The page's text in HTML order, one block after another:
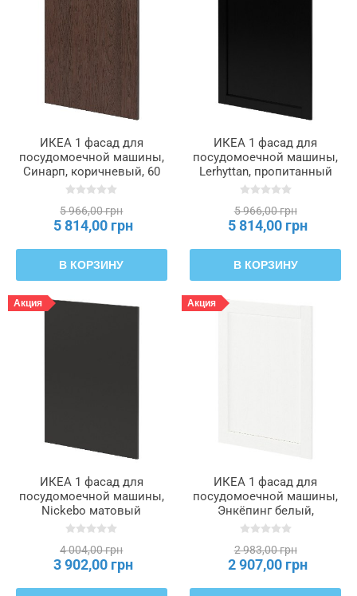
ИКЕА 1 фасад для
посудомоечной машины,
Синарп, коричневый, 60
см METOD МЕТОД,
5 966,00 грн
5 814,00 грн
В КОРЗИНУ
ИКЕА 1 фасад для
посудомоечной машины,
Lerhyttan, пропитанный
черным морильником, 60
395.301.12
5 966,00 грн
5 814,00 грн
В КОРЗИНУ
Акция
ИКЕА 1 фасад для
посудомоечной машины,
Nickebo матовый
антрацит, 60 см METOD
4 004,00 грн
3 902,00 грн
Акция
ИКЕА 1 фасад для
посудомоечной машины,
Энкёпинг белый,
имитация дерева, 60 см
2 983,00 грн
2 907,00 грн